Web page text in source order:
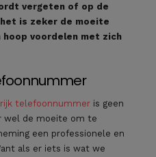
vergeten of op de
is zeker de moeite
voordelen met zich
telefoonnummer is geen
wel de moeite om te
een professionele en
als er iets is wat we